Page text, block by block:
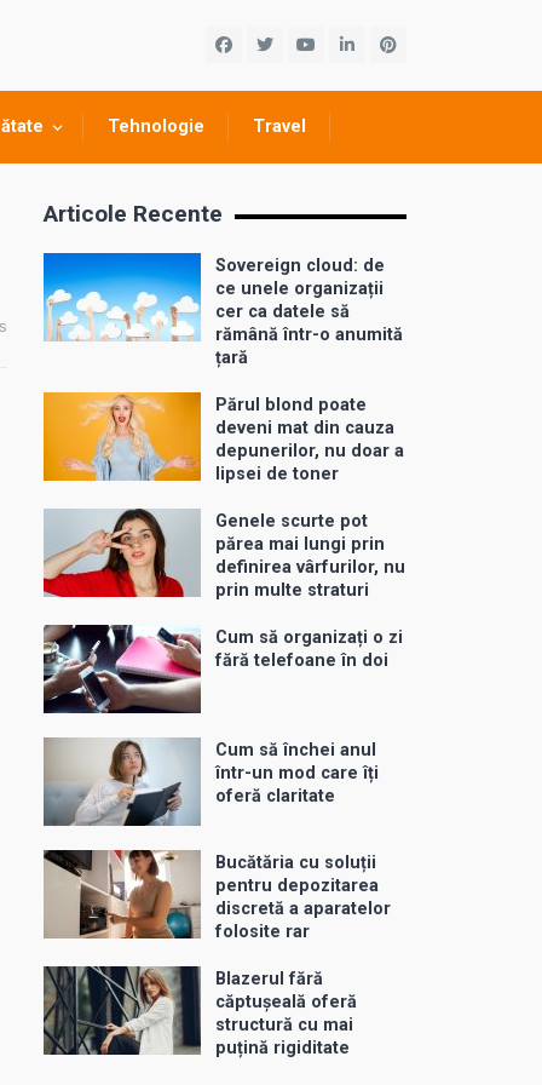
Tehnologie Travel
Articole Recente
Sovereign cloud: de
ce unele organizații
cer ca datele să
rămână într-o anumită
țară
Părul blond poate
deveni mat din cauza
depunerilor, nu doar a
lipsei de toner
Genele scurte pot
părea mai lungi prin
definirea vârfurilor, nu
prin multe straturi
Cum să organizați o zi
fără telefoane în doi
Cum să închei anul
într-un mod care îți
oferă claritate
Bucătăria cu soluții
pentru depozitarea
discretă a aparatelor
folosite rar
Blazerul fără
căptușeală oferă
structură cu mai
puțină rigiditate